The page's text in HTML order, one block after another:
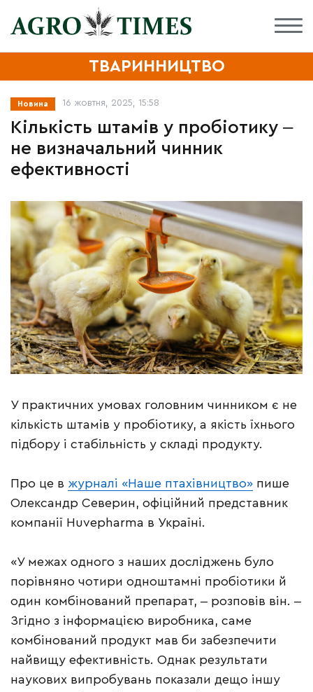
ТВАРИННИЦТВО
Новина 16 жовтня, 2025, 15:58
Кількість штамів у пробіотику ‒
не визначальний чинник
ефективності
У практичних умовах головним чинником є не
кількість штамів у пробіотику, а якість їхнього
підбору і стабільність у складі продукту.
Про це в журналі «Наше птахівництво» пише
Олександр Северин, офіційний представник
компанії Huvepharma в Україні.
«У межах одного з наших досліджень було
порівняно чотири одноштамні пробіотики й
один комбінований препарат, ‒ розповів він. ‒
Згідно з інформацією виробника, саме
комбінований продукт мав би забезпечити
найвищу ефективність. Однак результати
наукових випробувань показали дещо іншу